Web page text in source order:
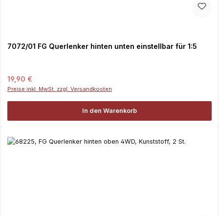
7072/01 FG Querlenker hinten unten einstellbar für 1:5
Regulärer Preis:
19,90 €
Preise inkl. MwSt. zzgl. Versandkosten
In den Warenkorb